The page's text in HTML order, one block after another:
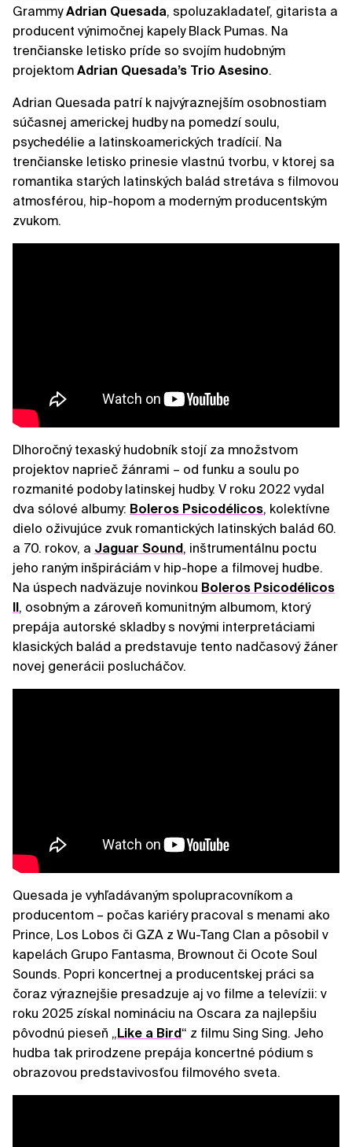
GrammyAdrian Quesada, spoluzakladateľ, gitarista a
producent výnimočnej kapely Black Pumas. Na
trenčianske letisko príde so svojím hudobným
projektom Adrian Quesada’s Trio Asesino.
Adrian Quesada patrí k najvýraznejším osobnostiam
súčasnej americkej hudby na pomedzí soulu,
psychedélie a latinskoamerických tradícií. Na
trenčianske letisko prinesie vlastnú tvorbu, v ktorej sa
romantika starých latinských balád stretáva s filmovou
atmosférou, hip-hopom a moderným producentským
zvukom.
Dlhoročný texaský hudobník stojí za množstvom
projektov naprieč žánrami – od funku a soulu po
rozmanité podoby latinskej hudby. V roku 2022 vydal
dva sólové albumy: Boleros Psicodélicos, kolektívne
dielo oživujúce zvuk romantických latinských balád 60.
a 70. rokov, a Jaguar Sound, inštrumentálnu poctu
jeho raným inšpiráciám v hip-hope a filmovej hudbe.
Na úspech nadväzuje novinkou Boleros Psicodélicos
II, osobným a zároveň komunitným albumom, ktorý
prepája autorské skladby s novými interpretáciami
klasických balád a predstavuje tento nadčasový žáner
novej generácii poslucháčov.
Quesada je vyhľadávaným spolupracovníkom a
producentom – počas kariéry pracoval s menami ako
Prince, Los Lobos či GZA z Wu-Tang Clan a pôsobil v
kapelách Grupo Fantasma, Brownout či Ocote Soul
Sounds. Popri koncertnej a producentskej práci sa
čoraz výraznejšie presadzuje aj vo filme a televízii: v
roku 2025 získal nomináciu na Oscara za najlepšiu
pôvodnú pieseň „Like a Bird“ z filmu Sing Sing. Jeho
hudba tak prirodzene prepája koncertné pódium s
obrazovou predstavivosťou filmového sveta.